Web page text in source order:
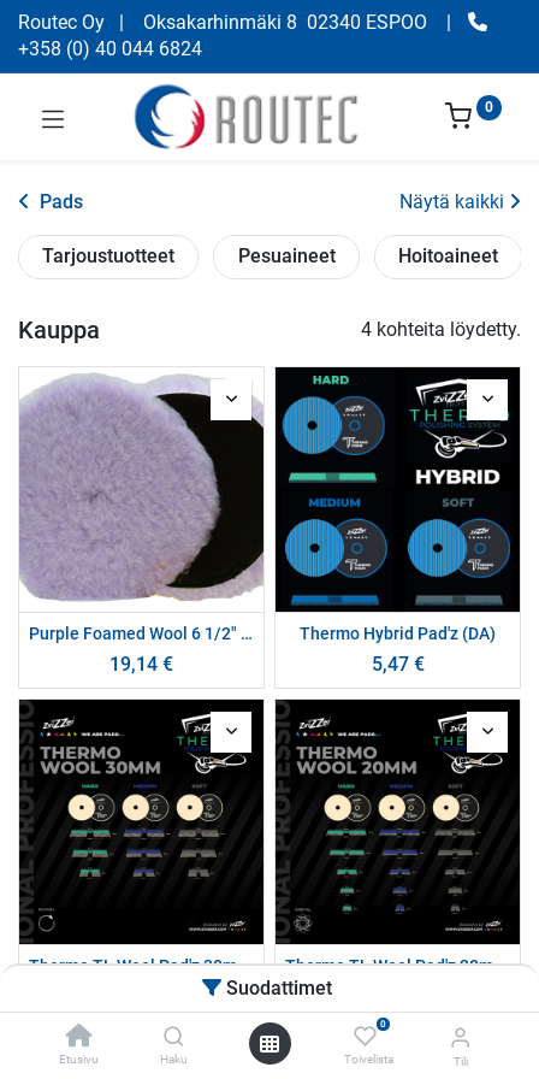
Suodattimet
Etusivu Haku
0
Toivelista Tili
Routec Oy | Oksakarhinmäki 8 02340 ESPOO
|
+358 (0) 40 044 6824
0
Pads Näytä kaikki
Tarjoustuotteet Pesuaineet Hoitoaineet
Kauppa 4 kohteita löydetty.
Purple Foamed Wool 6 1/2" x 1"
19,14 €
Thermo Hybrid Pad'z (DA)
5,47€
Thermo TL Wool Pad'z 30mm (RO) Thermo TL Wool Pad'z 20mm (DA)